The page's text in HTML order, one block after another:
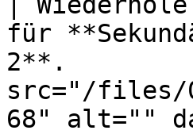
für
2**.
src="/files/
68" alt=""